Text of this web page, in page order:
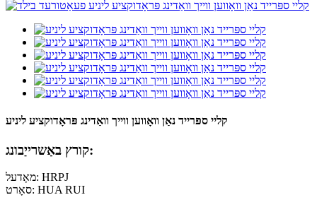
קליי ספּרייד נאַן וואָווען ווייך וואַדינג פּראָדוקציע ליניע
קורץ באַשרייַבונג:
מאָדעל: HRPJ
סאָרט: HUA RUI